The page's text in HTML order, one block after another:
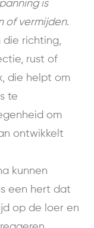
is
of vermijden.
die richting,
rust of
die helpt om
te
om
ontwikkelt
kunnen
een hert dat
op de loer en